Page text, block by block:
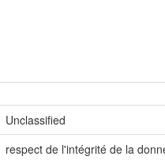
Unclassified
respect de l'intégrité de la